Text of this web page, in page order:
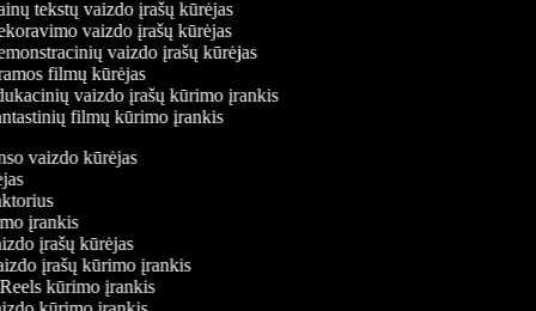
tekstų vaizdo įrašų kūrėjas
vaizdo įrašų kūrėjas
vaizdo įrašų kūrėjas
filmų kūrėjas
vaizdo įrašų kūrimo įrankis
filmų kūrimo įrankis
vaizdo kūrėjas
įrankis
įrašų kūrėjas
įrašų kūrimo įrankis
Reels kūrimo įrankis